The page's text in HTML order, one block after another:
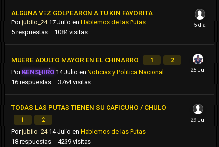
ALGUNA VEZ GOLPEARON A TU KIN FAVORITA
Porjubilo_24 17 Julio en Hablemos de las Putas
5 respuestas 1084 visitas
MUERE ADULTO MAYOR EN EL CHINARRO 1 2
Por KENSHIRO 14 Julio enNoticias y Politica Nacional
16 respuestas 3764 visitas
TODAS LAS PUTAS TIENEN SU CAFICUHO / CHULO
1 2
Porjubilo_24 14 Julio en Hablemos de las Putas
18 respuestas 4239 visitas